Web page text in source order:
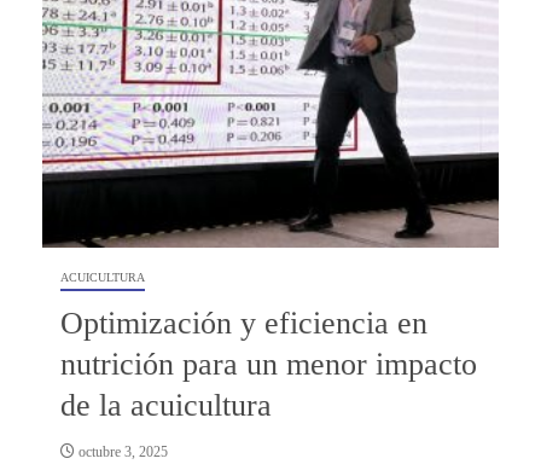
ACUICULTURA
Optimización y eficiencia en
nutrición para un menor impacto
de la acuicultura
octubre 3, 2025